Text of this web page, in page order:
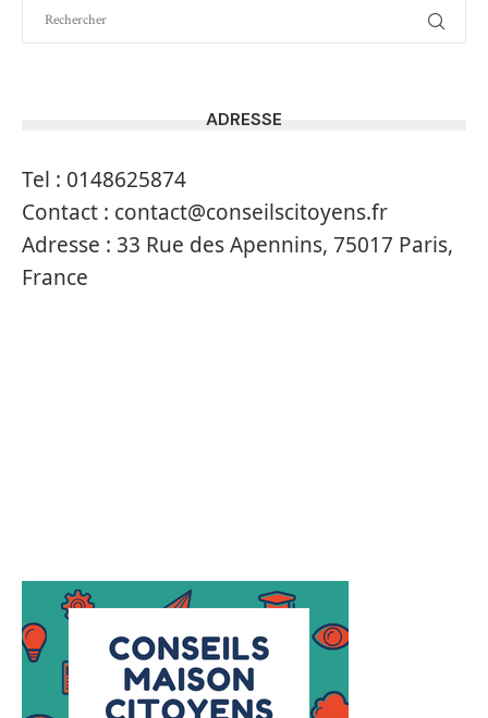
ADRESSE
Tel : 0148625874
Contact : contact@conseilscitoyens.fr
Adresse : 33 Rue des Apennins, 75017 Paris,
France